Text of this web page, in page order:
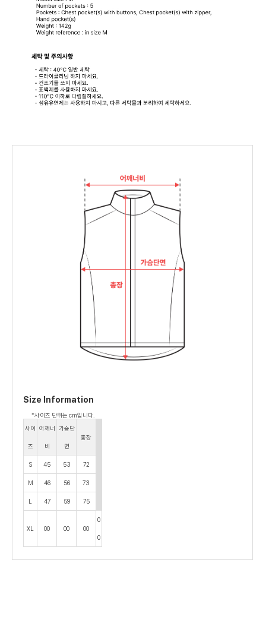
Size Information
*사이즈 단위는 cm입니다.
사이
즈
어깨너
비
가슴단
면
총장
S 45 53 72
M 46 56 73
47 59 75
XL 00 00 00
0
0